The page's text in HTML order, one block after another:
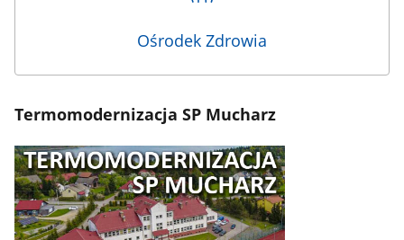
Ośrodek Zdrowia
Termomodernizacja SP Mucharz